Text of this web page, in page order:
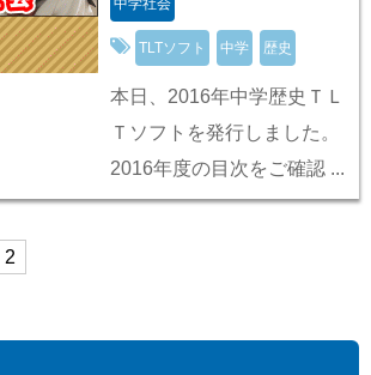
中学社会
TLTソフト 中学 歴史
本日、2016年中学歴史ＴＬ
Ｔソフトを発行しました。
2016年度の目次をご確認 ...
2